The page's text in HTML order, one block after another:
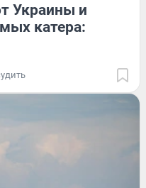
Украины и
катера: